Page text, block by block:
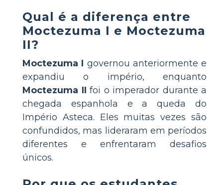
Qual é a diferença entre
Moctezuma I e Moctezuma
II?
Moctezuma I governou anteriormente e
expandiu o império, enquanto
Moctezuma II foi o imperador durante a
chegada espanhola e a queda do
Império Asteca. Eles muitas vezes são
confundidos, mas lideraram em períodos
diferentes e enfrentaram desafios
únicos.